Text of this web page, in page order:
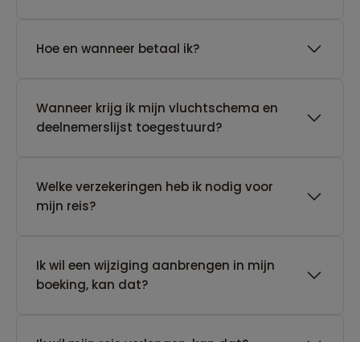
Hoe en wanneer betaal ik?
Wanneer krijg ik mijn vluchtschema en
deelnemerslijst toegestuurd?
Welke verzekeringen heb ik nodig voor
mijn reis?
Ik wil een wijziging aanbrengen in mijn
boeking, kan dat?